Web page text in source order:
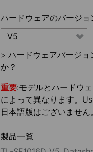
ハードウェアのバージ
V5
> ハードウェアバージ
か？
重要:モデルとハードウ
によって異なります。
日本語版はございません。
製品一覧